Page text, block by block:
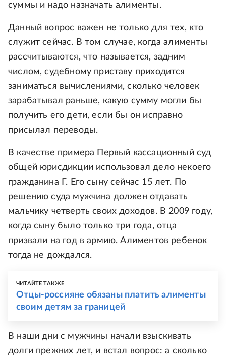
суммы и надо назначать алименты.
Данный вопрос важен не только для тех, кто
служит сейчас. В том случае, когда алименты
рассчитываются, что называется, задним
числом, судебному приставу приходится
заниматься вычислениями, сколько человек
зарабатывал раньше, какую сумму могли бы
получить его дети, если бы он исправно
присылал переводы.
В качестве примера Первый кассационный суд
общей юрисдикции использовал дело некоего
гражданина Г. Его сыну сейчас 15 лет. По
решению суда мужчина должен отдавать
мальчику четверть своих доходов. В 2009 году,
когда сыну было только три года, отца
призвали на год в армию. Алиментов ребенок
тогда не дождался.
ЧИТАЙТЕ ТАКЖЕ
Отцы-россияне обязаны платить алименты
своим детям за границей
В наши дни с мужчины начали взыскивать
долги прежних лет, и встал вопрос: а сколько